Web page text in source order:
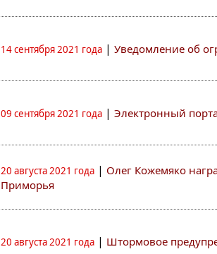
14 сентября 2021 года | Уведомление об
09 сентября 2021 года | Электронный
20 августа 2021 года | Олег Кожемяко
Приморья
20 августа 2021 года | Штормовое